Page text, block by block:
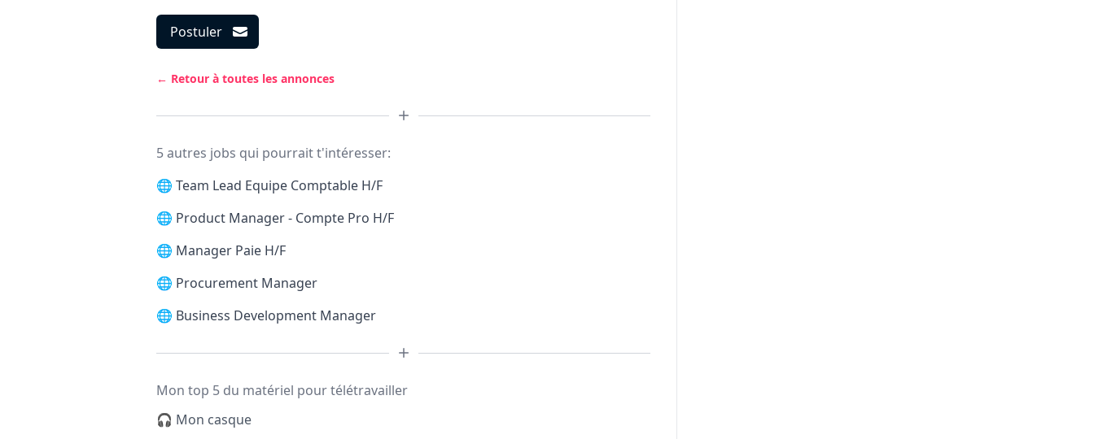
Postuler
← Retour à toutes les annonces
5 autres jobs qui pourrait t'intéresser:
🌐 Team Lead Equipe Comptable H/F
🌐 Product Manager - Compte Pro H/F
🌐 Manager Paie H/F
🌐 Procurement Manager
🌐 Business Development Manager
Mon top 5 du matériel pour télétravailler
🎧 Mon casque